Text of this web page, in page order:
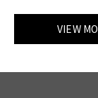
VIEW